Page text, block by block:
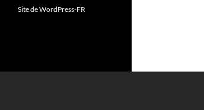
Site de WordPress-FR